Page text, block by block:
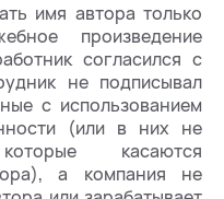
имя автора только
произведение
согласился с
не подписывал
с использованием
(или в них не
касаются
а компания не